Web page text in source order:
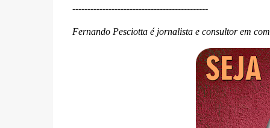
---------------------------------------------
Fernando Pesciotta é jornalista e consultor em